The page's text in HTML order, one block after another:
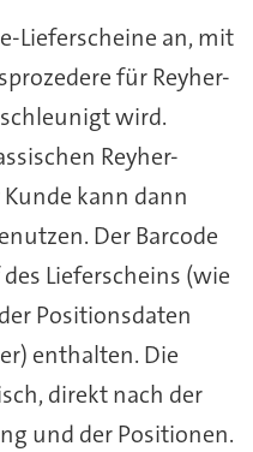
Lieferscheine an, mit
für Reyher-
wird.
Reyher-
kann dann
Der Barcode
Lieferscheins (wie
Positionsdaten
enthalten. Die
direkt nach der
und der Positionen.